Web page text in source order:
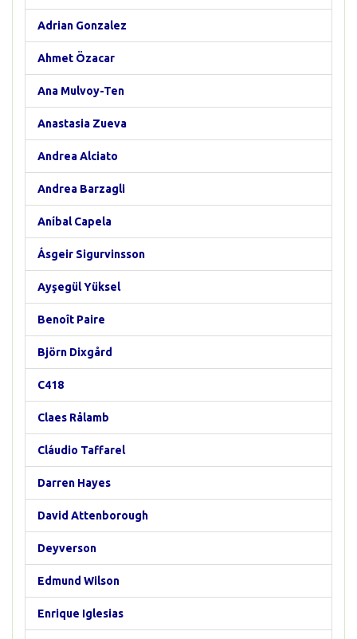
Adrian Gonzalez
Ahmet Özacar
Ana Mulvoy-Ten
Anastasia Zueva
Andrea Alciato
Andrea Barzagli
Aníbal Capela
Ásgeir Sigurvinsson
Ayşegül Yüksel
Benoît Paire
Björn Dixgård
C418
Claes Rålamb
Cláudio Taffarel
Darren Hayes
David Attenborough
Deyverson
Edmund Wilson
Enrique Iglesias